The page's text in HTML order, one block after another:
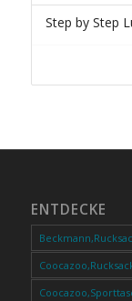
Step by Step
ENTDECKE